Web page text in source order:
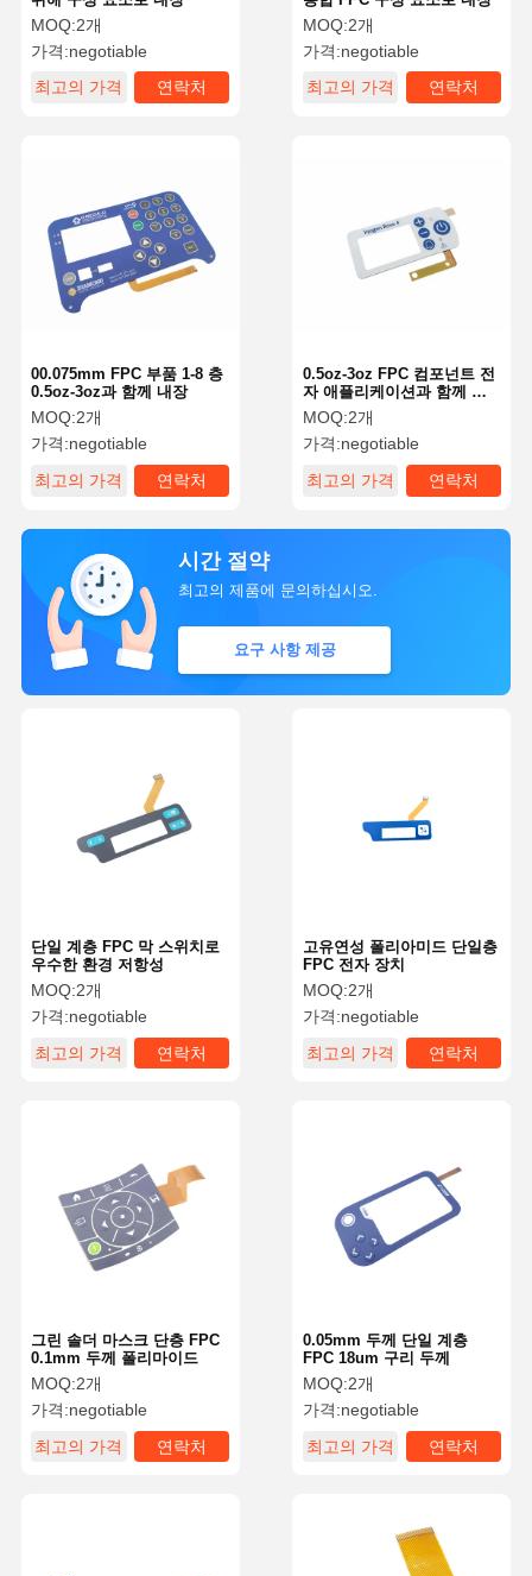
MOQ:2개
가격:negotiable
최고의 가격
연락처
MOQ:2개
가격:negotiable
최고의 가격
연락처
00.075mm FPC 부품 1-8 층
0.5oz-3oz과 함께 내장
MOQ:2개
가격:negotiable
최고의 가격
연락처
0.5oz-3oz FPC 컴포넌트 전
자 애플리케이션과 함께 내
장
MOQ:2개
가격:negotiable
최고의 가격
연락처
시간 절약
최고의 제품에 문의하십시오.
요구 사항 제공
고유연성 폴리아미드 단일층
FPC 전자 장치
MOQ:2개
가격:negotiable
최고의 가격
연락처
단일 계층 FPC 막 스위치로
우수한 환경 저항성
MOQ:2개
가격:negotiable
최고의 가격
연락처
0.05mm 두께 단일 계층
FPC 18um 구리 두께
MOQ:2개
가격:negotiable
최고의 가격
연락처
그린 솔더 마스크 단층 FPC
0.1mm 두께 폴리마이드
MOQ:2개
가격:negotiable
최고의 가격
연락처